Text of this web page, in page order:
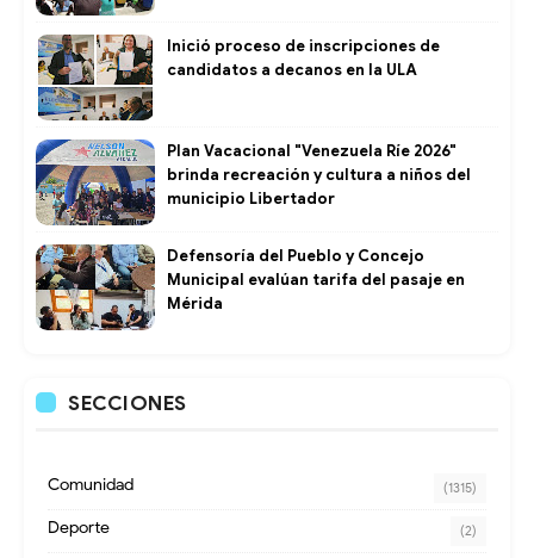
Inició proceso de inscripciones de
candidatos a decanos en la ULA
Plan Vacacional "Venezuela Ríe 2026"
brinda recreación y cultura a niños del
municipio Libertador
Defensoría del Pueblo y Concejo
Municipal evalúan tarifa del pasaje en
Mérida
SECCIONES
Comunidad (1315)
Deporte (2)